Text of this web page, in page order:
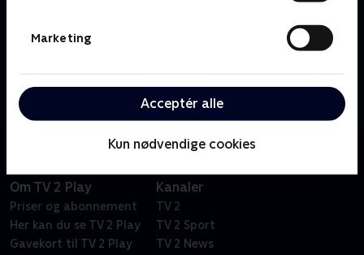
Marketing
Acceptér alle
Kun nødvendige cookies
en frækkert. Men selvom Bæltetasken ofte får Bertil i
problemer, hjælper Bæltetasken ham også ud af
Bæltetasken har nemlig sin egen brevkasse, hvor han
svarer på alt muligt!
Om TV 2 Play
Priser og abonnement
Her kan du se TV 2 Play
Gavekort til TV 2 Play
Kanaler
TV 2
TV 2 Sport
TV 2 News